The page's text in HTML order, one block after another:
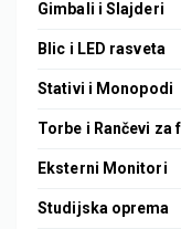
Gimbali i Slajderi
Blic i LED rasveta
Stativi i Monopodi
Torbe i Rančevi za
Eksterni Monitori
Studijska oprema